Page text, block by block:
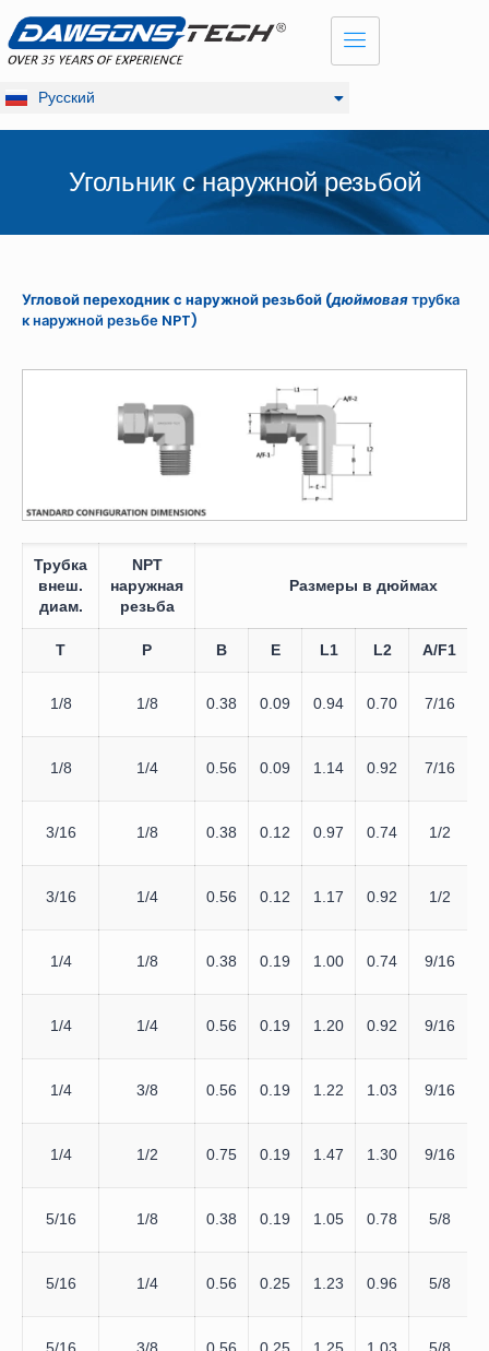
Русский
English
Français
Deutsch
Угольник с наружной резьбой
Угловой переходник с наружной резьбой (дюймоваятрубка
к наружной резьбе NPT)
Трубка
внеш.
диам.
NPT
наружная
резьба
Размеры в дюймах
T P B E L1 L2 A/F1
1/8 1/8 0.38 0.09 0.94 0.70 7/16
1/8 1/4 0.56 0.09 1.14 0.92 7/16
3/16 1/8 0.38 0.12 0.97 0.74 1/2
3/16 1/4 0.56 0.12 1.17 0.92 1/2
1/4 1/8 0.38 0.19 1.00 0.74 9/16
1/4 1/4 0.56 0.19 1.20 0.92 9/16
1/4 3/8 0.56 0.19 1.22 1.03 9/16
1/4 1/2 0.75 0.19 1.47 1.30 9/16
5/16 1/8 0.38 0.19 1.05 0.78 5/8
5/16 1/4 0.56 0.25 1.23 0.96 5/8